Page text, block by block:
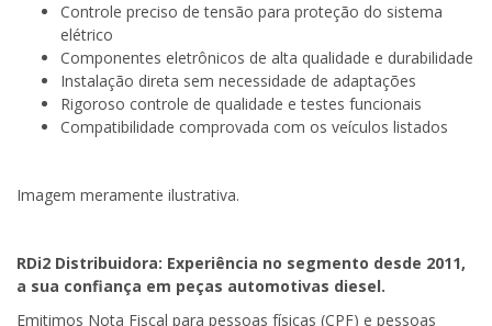
Controle preciso de tensão para proteção do sistema
elétrico
Componentes eletrônicos de alta qualidade e durabilidade
Instalação direta sem necessidade de adaptações
Rigoroso controle de qualidade e testes funcionais
Compatibilidade comprovada com os veículos listados
Imagem meramente ilustrativa.
RDi2 Distribuidora: Experiência no segmento desde 2011,
a sua confiança em peças automotivas diesel.
Emitimos Nota Fiscal para pessoas físicas (CPF) e pessoas